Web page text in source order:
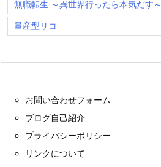
無職転生 ～異世界行ったら本気だす～
量産型リコ
お問い合わせフォーム
ブログ自己紹介
プライバシーポリシー
リンクについて